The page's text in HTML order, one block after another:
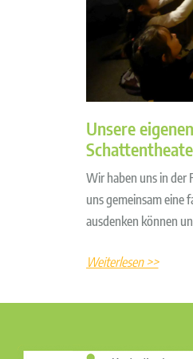
Unsere eigenen
Wir haben uns in der
uns gemeinsam eine
ausdenken können
Weiterlesen >>